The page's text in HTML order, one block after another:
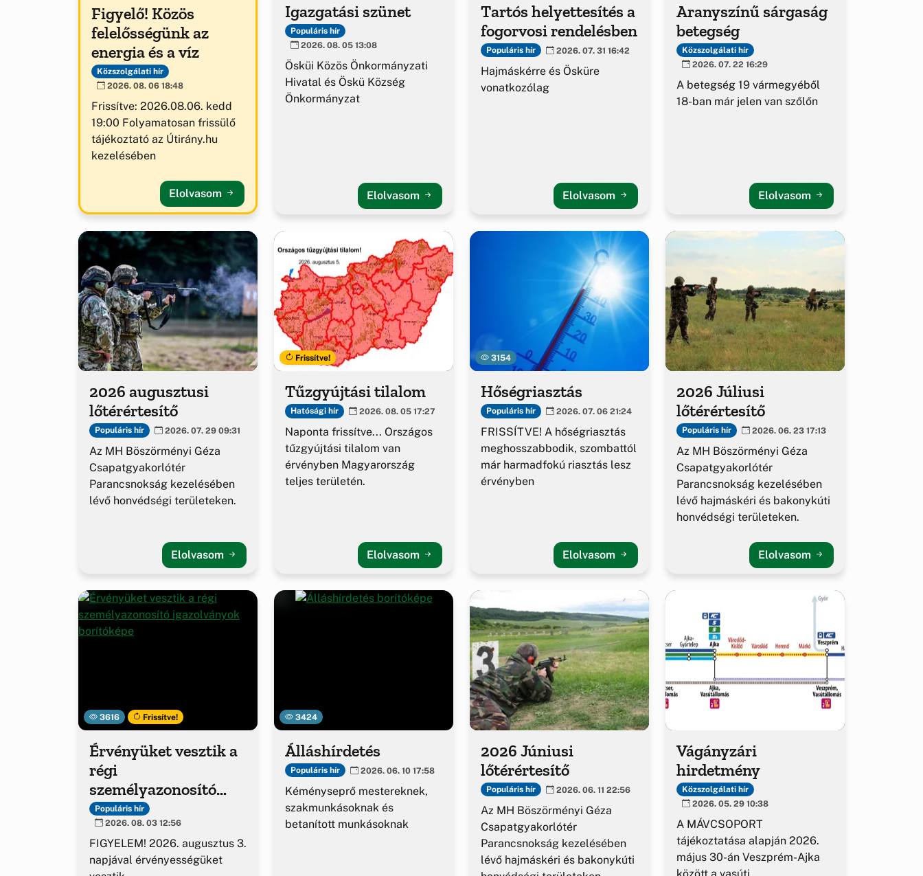
Figyelő! Közös
felelősségünk az
energia és a víz
Közszolgálati hír
2026. 08. 06 18:48
Frissítve: 2026.08.06. kedd
19:00 Folyamatosan frissülő
tájékoztató az Útirány.hu
kezelésében
Elolvasom
Igazgatási szünet
Populáris hír
2026. 08. 05 13:08
Ösküi Közös Önkormányzati
Hivatal és Öskü Község
Önkormányzat
Elolvasom
Tartós helyettesítés a
fogorvosi rendelésben
Populáris hír 2026. 07. 31 16:42
Hajmáskérre és Ösküre
vonatkozólag
Elolvasom
Aranyszínű sárgaság
betegség
Közszolgálati hír
2026. 07. 22 16:29
A betegség 19 vármegyéből
18-ban már jelen van szőlőn
Elolvasom
2026 augusztusi
lőtérértesítő
Populáris hír 2026. 07. 29 09:31
Az MH Böszörményi Géza
Csapatgyakorlótér
Parancsnokság kezelésében
lévő honvédségi területeken.
Elolvasom
Frissítve!
Tűzgyújtási tilalom
Hatósági hír 2026. 08. 05 17:27
Naponta frissítve... Országos
tűzgyújtási tilalom van
érvényben Magyarország
teljes területén.
Elolvasom
3154
Hőségriasztás
Populáris hír 2026. 07. 06 21:24
FRISSÍTVE! A hőségriasztás
meghosszabbodik, szombattól
már harmadfokú riasztás lesz
érvényben
Elolvasom
2026 Júliusi
lőtérértesítő
Populáris hír 2026. 06. 23 17:13
Az MH Böszörményi Géza
Csapatgyakorlótér
Parancsnokság kezelésében
lévő hajmáskéri és bakonykúti
honvédségi területeken.
Elolvasom
3616 Frissítve!
Érvényüket vesztik a
régi
személyazonosító
igazolványok
Populáris hír
2026. 08. 03 12:56
FIGYELEM! 2026. augusztus 3.
napjával érvényességüket
3424
Álláshírdetés
Populáris hír 2026. 06. 10 17:58
Kéményseprő mestereknek,
szakmunkásoknak és
betanított munkásoknak
2026 Júniusi
lőtérértesítő
Populáris hír 2026. 06. 11 22:56
Az MH Böszörményi Géza
Csapatgyakorlótér
Parancsnokság kezelésében
lévő hajmáskéri és bakonykúti
Vágányzári
hirdetmény
Közszolgálati hír
2026. 05. 29 10:38
A MÁVCSOPORT
tájékoztatása alapján 2026.
május 30-án Veszprém-Ajka